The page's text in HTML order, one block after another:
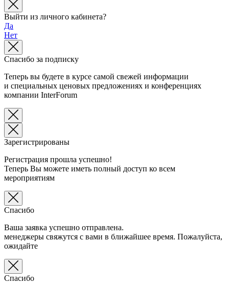
Выйти из личного кабинета?
Да
Нет
Спасибо за подписку
Теперь вы будете в курсе самой свежей информации
и специальных ценовых предложениях и конференциях
компании InterForum
Зарегистрированы
Регистрация прошла успешно!
Теперь Вы можете иметь полный доступ ко всем
мероприятиям
Спасибо
Ваша заявка успешно отправлена.
менеджеры свяжутся с вами в ближайшее время. Пожалуйста,
ожидайте
Спасибо